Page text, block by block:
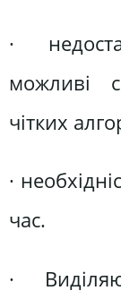
·
можливі
чітких
·
час.
·